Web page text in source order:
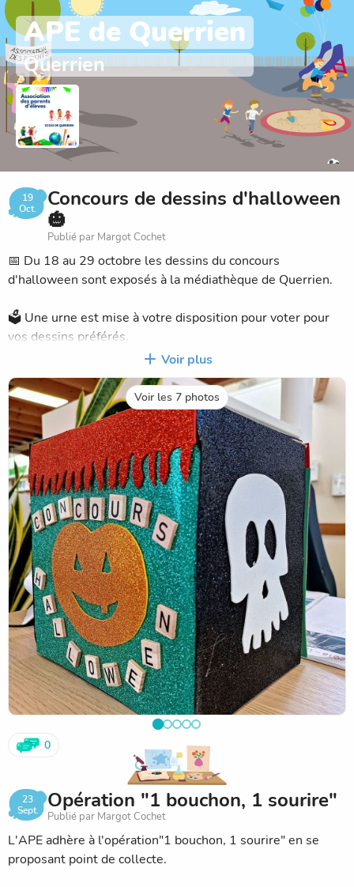
APE de Querrien
Querrien
19
Oct.
Concours de dessins d'halloween
🎃
Publié par Margot Cochet
📅 Du 18 au 29 octobre les dessins du concours
d'halloween sont exposés à la médiathèque de Querrien.
🗳️ Une urne est mise à votre disposition pour voter pour
vos dessins préférés.
📅 Du 29 au 1er novembre les dessins partiront chez Age
et Vie pour un vote entre résidents.
ℹ️ Pour rappel il y a 3 catégories :
-> TPS PS MS GS
-> CP CE1
-> CE2 CM1 CM2
🥇 A l'issue 6 gagnants seront déclarés, soit 2 par
catégorie, ils recevront un calendrier de l'avent.
🎁 Mais TOUS les participants seront également
récompensés par une petite surprise.
🎁 Remise des lots : début novembre (date communiquée
prochainement).
🙏🏽 Merci aux 59 artistes qui ont joué le jeu !
Le bureau de l'APE 👻
Voir plus
Voir les 7 photos
0
23
Sept.
Opération "1 bouchon, 1 sourire"
Publié par Margot Cochet
L'APE adhère à l'opération"1 bouchon, 1 sourire" en se
proposant point de collecte.